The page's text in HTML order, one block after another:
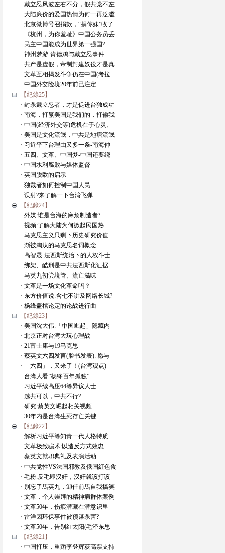
· 戴立忍风波左右不分，假共党不左
· 大陆廉价的爱国热情为何一再泛滥
· 北京微博号召捐款，“捐你妹”收了
· 《杭州，为你羞耻》中国公务员丢
· 民主中国能成为世界第一强国?
· 神州梦游-肯德鸡与戴立忍事件
· 共产是虚假，帝制封建奴役才是真
· 文革互相揭发斗争仍在中国(考拉
· 中国外交险境20年前已注定
【紀錄25】
· 封杀戴立忍者，才是促进台独成功
· 南海，打赢美国是我们的，打输我
· 中国(经济外交等)危机在于心灵、
· 美国是文化流氓，中共是地痞流氓
· 习近平下台理由又多一条-南海仲
· 五四、文革、中国梦-中国还要绕
· 中国水利腐败与媒体监督
· 英国脱欧的启示
· 独裁者如何控制中国人民
· 误射?来了解一下台湾飞弹
【紀錄24】
· 外媒:谁是台海的麻烦制造者?
· 视频:了解大陆为何掀起民国热
· 马克思主义只剩下历史研究价值
· 渐被淘汰的马克思名词概念
· 高智晟-法西斯统治下的人权斗士
· 绑架、酷刑是中共法西斯化证据
· 马英九初尝境管、流亡滋味
· 文革是一场文化革命吗？
· 东方价值说:含七不讲及网络长城?
· 杨绛盖棺论定的论战进行曲
【紀錄23】
· 美国沈大伟:「中国崛起」隐藏内
· 北京正对台湾大玩心理战
· 21富士康与19马克思
· 蔡英文六四发言(脸书发表): 愿与
· 「六四」，又来了！(台湾观点)
· 台湾人看”杨绛百年孤独”
· 习近平续高压64等异议人士
· 越共可以，中共不行?
· 研究:蔡英文崛起相关视频
· 30年内是台湾生死存亡关键
【紀錄22】
· 解析习近平等知青一代人格特质
· 文革极致骗术:以造反方式效忠
· 蔡英文就职典礼及表演活动
· 中共党性VS法国邪教及俄国紅色食
· 毛粉:反毛即汉奸，汉奸就该打该
· 別忘了馬英九，卸任前馬自我搞笑
· 文革，个人崇拜的精神病群体案例
· 文革50年，伤痕潜藏在潜意识里
· 雷洋因环保事件被预谋杀害?
· 文革50年，告别红太阳(毛泽东思
【紀錄21】
· 中国打压，重蹈李登辉获高票支持